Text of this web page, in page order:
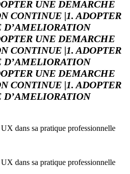
UNE DEMARCHE
CONTINUE |1. ADOPTER
D’AMELIORATION
UNE DEMARCHE
CONTINUE |1. ADOPTER
D’AMELIORATION
UNE DEMARCHE
CONTINUE |1. ADOPTER
D’AMELIORATION
dans sa pratique professionnelle
dans sa pratique professionnelle